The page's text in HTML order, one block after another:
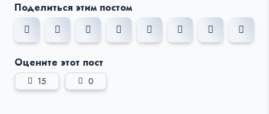
Поделиться этим постом
Оцените этот пост
15 0